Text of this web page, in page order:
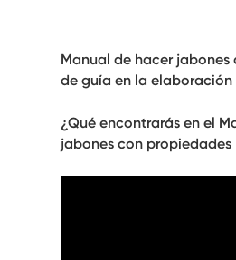
Manual de hacer
de guía en la
¿Qué encontrarás en el
jabones con propiedades